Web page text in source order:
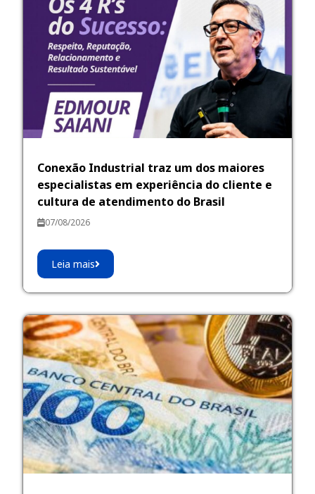
Conexão Industrial traz um dos maiores
especialistas em experiência do cliente e
cultura de atendimento do Brasil
07/08/2026
Leia mais